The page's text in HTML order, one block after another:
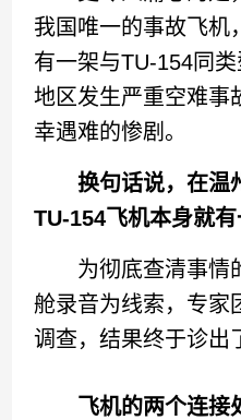
我国唯一的事故飞机
有一架与TU-154同
地区发生严重空难事
幸遇难的惨剧。
换句话说，在温
TU-154飞机本身就有
为彻底查清事情
舱录音为线索，专家
调查，结果终于诊出
飞机的两个连